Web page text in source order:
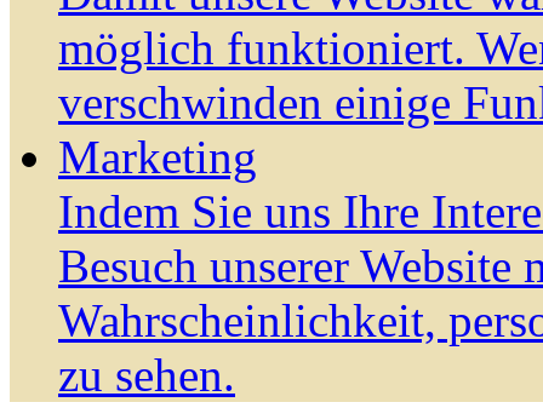
möglich funktioniert.
verschwinden einige
Marketing
Indem Sie uns Ihre
Besuch unserer Website
Wahrscheinlichkeit,
zu sehen.